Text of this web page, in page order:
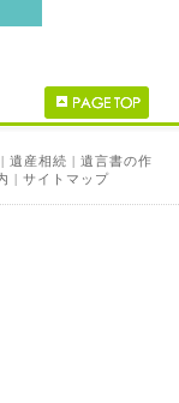
| 遺産相続 | 遺言書の作
| サイトマップ